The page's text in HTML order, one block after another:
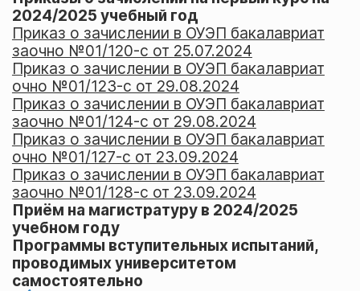
2024/2025 учебный год
Приказ о зачислении в ОУЭП бакалавриат
заочно №01/120-c от 25.07.2024
Приказ о зачислении в ОУЭП бакалавриат
очно №01/123-c от 29.08.2024
Приказ о зачислении в ОУЭП бакалавриат
заочно №01/124-c от 29.08.2024
Приказ о зачислении в ОУЭП бакалавриат
очно №01/127-c от 23.09.2024
Приказ о зачислении в ОУЭП бакалавриат
заочно №01/128-c от 23.09.2024
Приём на магистратуру в 2024/2025
учебном году
Программы вступительных испытаний,
проводимых университетом
самостоятельно